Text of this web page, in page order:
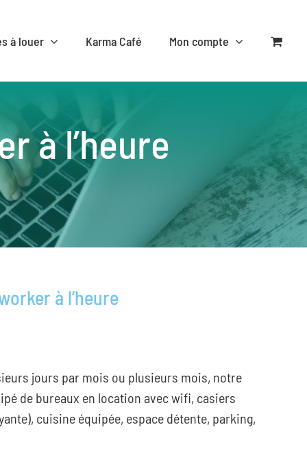
à louer Karma Café Mon compte
à l’heure
à l’heure
jours par mois ou plusieurs mois, notre
de bureaux en location avec wifi, casiers
cuisine équipée, espace détente, parking,